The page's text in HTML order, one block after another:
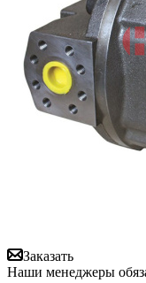
Заказать
Наши менеджеры